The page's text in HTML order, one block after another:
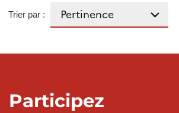
Trier par :
Participez